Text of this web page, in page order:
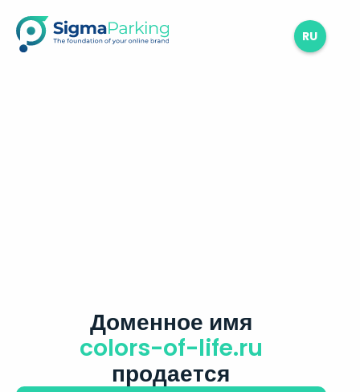
RU
Доменное имя
colors-of-life.ru
продается